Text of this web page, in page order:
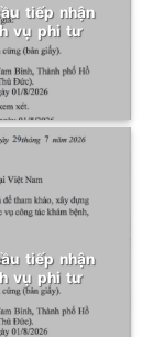
tiếp nhận
vụ phi tư
tiếp nhận
vụ phi tư